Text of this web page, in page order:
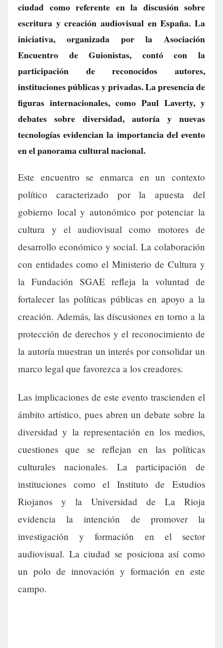
ciudad como referente en la discusión sobre
escritura y creación audiovisual en España. La
iniciativa, organizada por la Asociación
Encuentro de Guionistas, contó con la
participación de reconocidos autores,
instituciones públicas y privadas. La presencia de
figuras internacionales, como Paul Laverty, y
debates sobre diversidad, autoría y nuevas
tecnologías evidencian la importancia del evento
en el panorama cultural nacional.
Este encuentro se enmarca en un contexto
político caracterizado por la apuesta del
gobierno local y autonómico por potenciar la
cultura y el audiovisual como motores de
desarrollo económico y social. La colaboración
con entidades como el Ministerio de Cultura y
la Fundación SGAE refleja la voluntad de
fortalecer las políticas públicas en apoyo a la
creación. Además, las discusiones en torno a la
protección de derechos y el reconocimiento de
la autoría muestran un interés por consolidar un
marco legal que favorezca a los creadores.
Las implicaciones de este evento trascienden el
ámbito artístico, pues abren un debate sobre la
diversidad y la representación en los medios,
cuestiones que se reflejan en las políticas
culturales nacionales. La participación de
instituciones como el Instituto de Estudios
Riojanos y la Universidad de La Rioja
evidencia la intención de promover la
investigación y formación en el sector
audiovisual. La ciudad se posiciona así como
un polo de innovación y formación en este
campo.